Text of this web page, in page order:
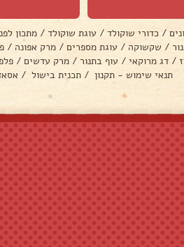
/ כדורי שוקולד / עוגת שוקולד / מתכון
/ שקשוקה / עוגת מספרים / מרק אפונה /
/ דג מרוקאי / עוף בתנור / מרק עדשים /
תנאי שימוש - תקנון / תכנית בישול /